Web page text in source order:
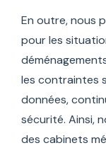
En outre, nous
pour les
les contraintes
données,
sécurité. Ainsi,
des cabinets